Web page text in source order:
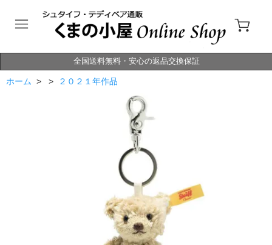
全国送料無料・安心の返品交換保証
ホーム > > ２０２１年作品